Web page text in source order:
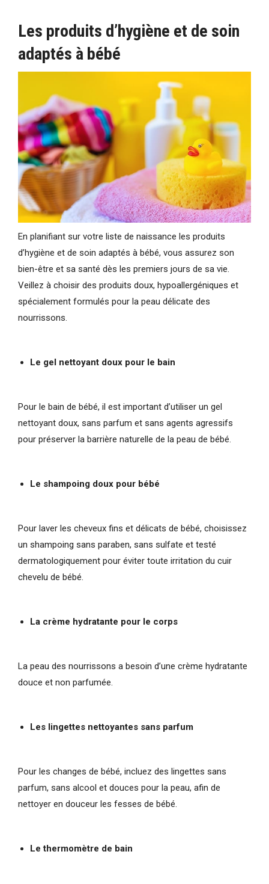
Les produits d’hygiène et de soin
adaptés à bébé
En planifiant sur votre liste de naissance les produits
d’hygiène et de soin adaptés à bébé, vous assurez son
bien-être et sa santé dès les premiers jours de sa vie.
Veillez à choisir des produits doux, hypoallergéniques et
spécialement formulés pour la peau délicate des
nourrissons.
Le gel nettoyant doux pour le bain
Pour le bain de bébé, il est important d’utiliser un gel
nettoyant doux, sans parfum et sans agents agressifs
pour préserver la barrière naturelle de la peau de bébé.
Le shampoing doux pour bébé
Pour laver les cheveux fins et délicats de bébé, choisissez
un shampoing sans paraben, sans sulfate et testé
dermatologiquement pour éviter toute irritation du cuir
chevelu de bébé.
La crème hydratante pour le corps
La peau des nourrissons a besoin d’une crème hydratante
douce et non parfumée.
Les lingettes nettoyantes sans parfum
Pour les changes de bébé, incluez des lingettes sans
parfum, sans alcool et douces pour la peau, afin de
nettoyer en douceur les fesses de bébé.
Le thermomètre de bain